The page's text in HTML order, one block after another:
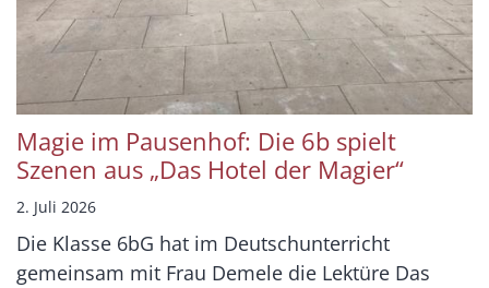
Magie im Pausenhof: Die 6b spielt
Szenen aus „Das Hotel der Magier“
2. Juli 2026
Die Klasse 6bG hat im Deutschunterricht
gemeinsam mit Frau Demele die Lektüre Das